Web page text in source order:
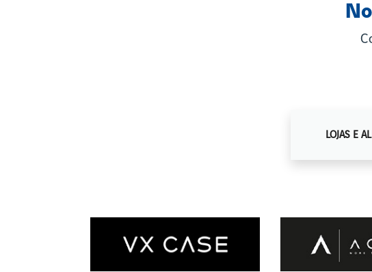
LOJAS E